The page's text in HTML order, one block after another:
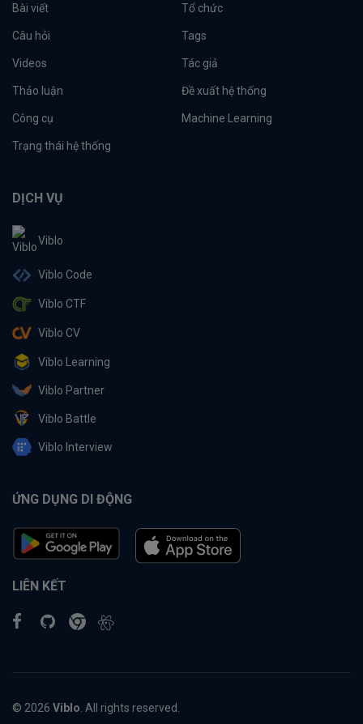
Bài viết Tổ chức
Câu hỏi Tags
Videos Tác giả
Thảo luận Đề xuất hệ thống
Công cụ Machine Learning
Trạng thái hệ thống
DỊCH VỤ
Viblo
Viblo Code
Viblo CTF
Viblo CV
Viblo Learning
Viblo Partner
Viblo Battle
Viblo Interview
ỨNG DỤNG DI ĐỘNG
LIÊN KẾT
© 2026 Viblo . All rights reserved.